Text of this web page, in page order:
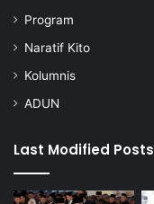
Program
Naratif Kito
Kolumnis
ADUN
Last Modified Posts